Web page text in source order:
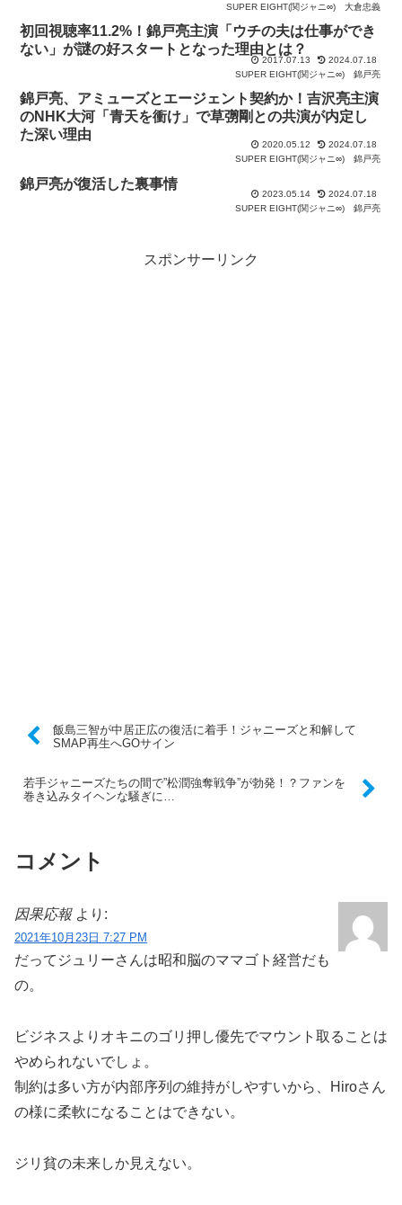
SUPER EIGHT(関ジャニ∞)
大倉忠義
初回視聴率11.2%！錦戸亮主演「ウチの夫は仕事ができ
ない」が謎の好スタートとなった理由とは？
2017.07.13
2024.07.18
SUPER EIGHT(関ジャニ∞)
錦戸亮
錦戸亮、アミューズとエージェント契約か！吉沢亮主演
のNHK大河「青天を衝け」で草彅剛との共演が内定し
た深い理由
2020.05.12
2024.07.18
SUPER EIGHT(関ジャニ∞)
錦戸亮
錦戸亮が復活した裏事情
2023.05.14
2024.07.18
SUPER EIGHT(関ジャニ∞)
錦戸亮
スポンサーリンク
飯島三智が中居正広の復活に着手！ジャニーズと和解して
SMAP再生へGOサイン
若手ジャニーズたちの間で”松潤強奪戦争”が勃発！？ファンを
巻き込みタイヘンな騒ぎに…
コメント
因果応報 より:
2021年10月23日 7:27 PM
だってジュリーさんは昭和脳のママゴト経営だも
の。
ビジネスよりオキニのゴリ押し優先でマウント取ることは
やめられないでしょ。
制約は多い方が内部序列の維持がしやすいから、Hiroさん
の様に柔軟になることはできない。
ジリ貧の未来しか見えない。